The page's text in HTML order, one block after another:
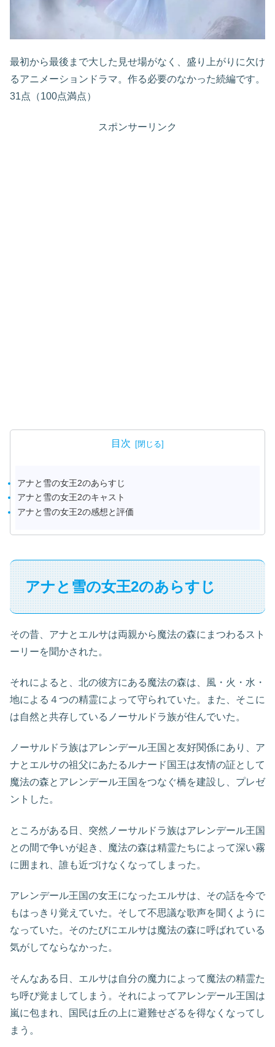
最初から最後まで大した見せ場がなく、盛り上がりに欠け
るアニメーションドラマ。作る必要のなかった続編です。
31点（100点満点）
スポンサーリンク
目次
アナと雪の女王2のあらすじ
アナと雪の女王2のキャスト
アナと雪の女王2の感想と評価
アナと雪の女王2のあらすじ
その昔、アナとエルサは両親から魔法の森にまつわるスト
ーリーを聞かされた。
それによると、北の彼方にある魔法の森は、風・火・水・
地による４つの精霊によって守られていた。また、そこに
は自然と共存しているノーサルドラ族が住んでいた。
ノーサルドラ族はアレンデール王国と友好関係にあり、ア
ナとエルサの祖父にあたるルナード国王は友情の証として
魔法の森とアレンデール王国をつなぐ橋を建設し、プレゼ
ントした。
ところがある日、突然ノーサルドラ族はアレンデール王国
との間で争いが起き、魔法の森は精霊たちによって深い霧
に囲まれ、誰も近づけなくなってしまった。
アレンデール王国の女王になったエルサは、その話を今で
もはっきり覚えていた。そして不思議な歌声を聞くように
なっていた。そのたびにエルサは魔法の森に呼ばれている
気がしてならなかった。
そんなある日、エルサは自分の魔力によって魔法の精霊た
ち呼び覚ましてしまう。それによってアレンデール王国は
嵐に包まれ、国民は丘の上に避難せざるを得なくなってし
まう。